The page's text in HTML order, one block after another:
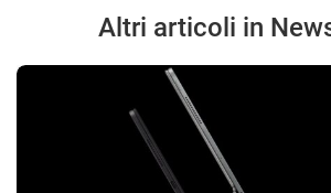
Altri articoli in